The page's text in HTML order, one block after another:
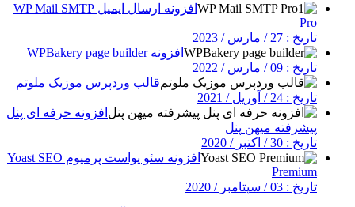
افزونه ارسال ایمیل WP Mail SMTP
Pro
تاریخ : 27 / مارس / 2023
افزونه WPBakery page builder
تاریخ : 09 / مارس / 2022
قالب وردپرس موزیک ملوتم
تاریخ : 24 / آوریل / 2021
افزونه حرفه ای پنل
پیشرفته میهن پنل
تاریخ : 30 / اکتبر / 2020
افزونه سئو یواست پرمیوم Yoast SEO
Premium
تاریخ : 03 / سپتامبر / 2020